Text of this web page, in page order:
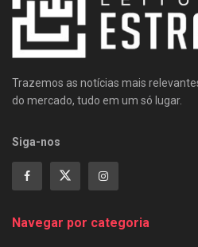
Trazemos as notícias mais
do mercado, tudo em um só lugar.
Siga-nos
Navegar por categoria